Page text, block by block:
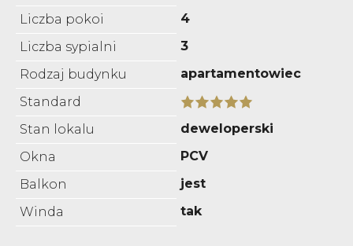
Liczba pokoi
4
Liczba sypialni
3
Rodzaj budynku
apartamentowiec
Standard
Stan lokalu
deweloperski
Okna
PCV
Balkon
jest
Winda
tak